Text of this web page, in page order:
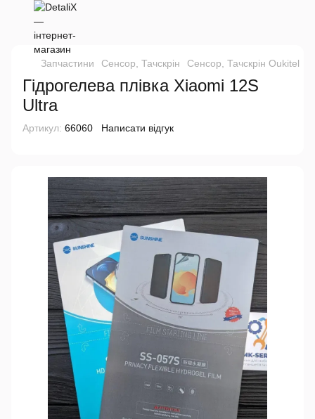
Запчастини Сенсор, Тачскрін Сенсор, Тачскрін Oukitel
Гідрогелева плівка Xiaomi 12S
Ultra
Артикул: 66060 Написати відгук